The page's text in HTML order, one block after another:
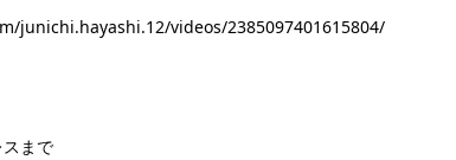
junichi.hayashi.12/videos/2385097401615804/
まで